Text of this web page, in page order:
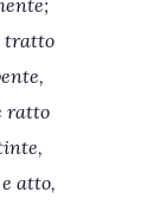
tratto
ratto
atto,